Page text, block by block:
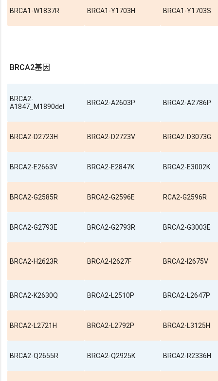
BRCA1-W1837R BRCA1-Y1703H BRCA1-Y1703S
BRCA2基因
BRCA2-
A1847_M1890del
BRCA2-A2603P BRCA2-A2786P
BRCA2-D2723H BRCA2-D2723V BRCA2-D3073G
BRCA2-E2663V BRCA2-E2847K BRCA2-E3002K
BRCA2-G2585R BRCA2-G2596E RCA2-G2596R
BRCA2-G2793E BRCA2-G2793R BRCA2-G3003E
BRCA2-H2623R BRCA2-I2627F BRCA2-I2675V
BRCA2-K2630Q BRCA2-L2510P BRCA2-L2647P
BRCA2-L2721H BRCA2-L2792P BRCA2-L3125H
BRCA2-Q2655R BRCA2-Q2925K BRCA2-R2336H